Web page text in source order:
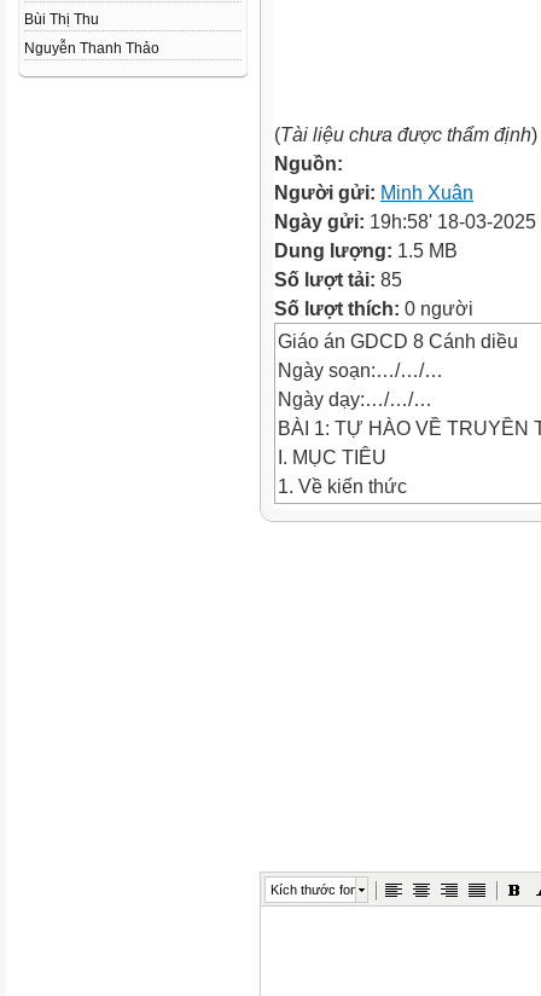
Bùi Thị Thu
Nguyễn Thanh Thảo
(Tài liệu chưa được thẩm định)
Nguồn:
Người gửi: Minh Xuân
Ngày gửi: 19h:58' 18-03-2025
Dung lượng: 1.5 MB
Số lượt tải: 85
Số lượt thích: 0 người
Giáo án GDCD 8 Cánh diều
Ngày soạn:…/…/…
Ngày dạy:…/…/…
BÀI 1: TỰ HÀO VỀ TRUYỀN
I. MỤC TIÊU
1. Về kiến thức
Kích thước font